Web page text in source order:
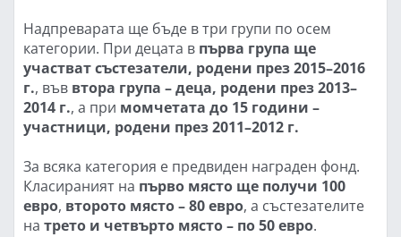
Надпреварата ще бъде в три групи по осем
категории. При децата в първа група ще
участват състезатели, родени през 2015–2016
г., във втора група – деца, родени през 2013–
2014 г., а при момчетата до 15 години –
участници, родени през 2011–2012 г.
За всяка категория е предвиден награден фонд.
Класираният на първо място ще получи 100
евро, второто място – 80 евро, а състезателите
на трето и четвърто място – по 50 евро.